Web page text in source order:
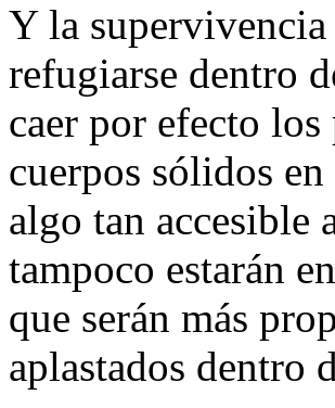
Y la supervivencia
refugiarse dentro
caer por efecto
cuerpos sólidos
algo tan accesible
tampoco estarán
que serán más
aplastados dentro